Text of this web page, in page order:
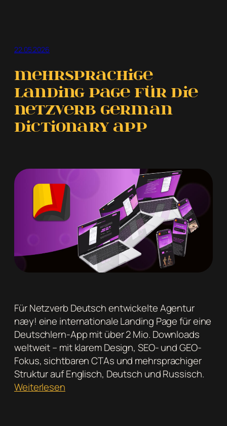
Erscheinungsbild
für
ein
besonderes
Jubiläum
22.05.2026
Mehrsprachige
Landing Page für die
Netzverb German
Dictionary App
Für Netzverb Deutsch entwickelte Agentur
næy! eine internationale Landing Page für eine
Deutschlern-App mit über 2 Mio. Downloads
weltweit – mit klarem Design, SEO- und GEO-
Fokus, sichtbaren CTAs und mehrsprachiger
Struktur auf Englisch, Deutsch und Russisch.
Weiterlesen: